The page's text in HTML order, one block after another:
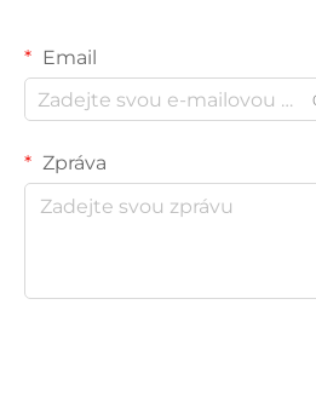
Email
Zpráva